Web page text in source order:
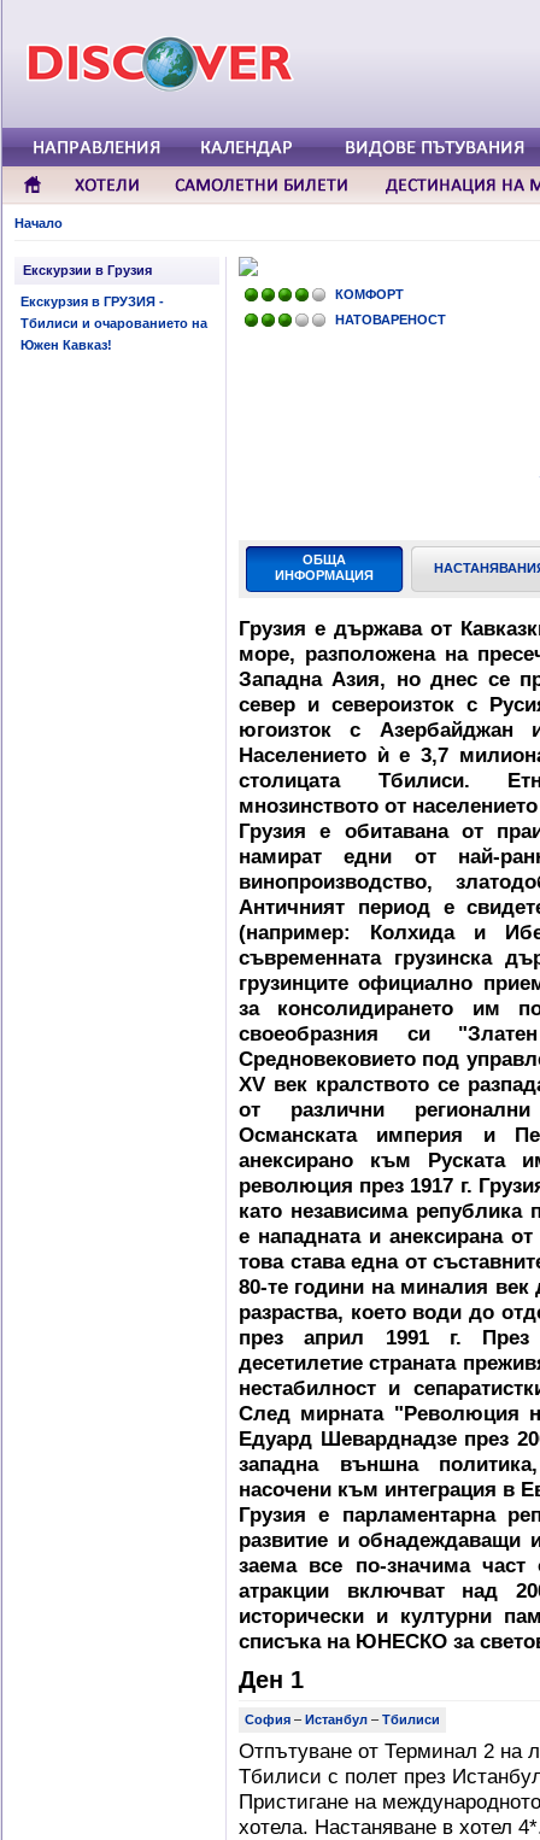
Начало
Екскурзии в Грузия
Екскурзия в ГРУЗИЯ -
Тбилиси и очарованието на
Южен Кавказ!
КОМФОРТ
НАТОВАРЕНОСТ
ОБЩА
ИНФОРМАЦИЯ
Грузия е държава от
море, разположена на
Западна Азия, но днес се
север и североизток с
югоизток с
Населението ѝ е 3,7
столицата Тбилиси.
мнозинството от
Грузия е обитавана от
намират едни от най-
винопроизводство,
Античният период е
(например: Колхида и
съвременната грузинска
грузинците официално
за консолидирането им
своеобразния си
Средновековието под
XV век кралството се
от различни
Османската империя и
анексирано към Руската
революция през 1917 г.
като независима република
е нападната и анексирана
това става една от
80-те години на миналия век
разраства, което води до
през април 1991 г. През
десетилетие страната
нестабилност и
След мирната "Революция
Едуард Шеварднадзе през
западна външна
насочени към интеграция в
Грузия е парламентарна
развитие и обнадеждаващи
заема все по-значима част
атракции включват над
исторически и културни
списъка на ЮНЕСКО за
Ден 1
София – Истанбул – Тбилиси
Отпътуване от Терминал 2 на
Тбилиси с полет през
Пристигане на
хотела. Настаняване в хотел